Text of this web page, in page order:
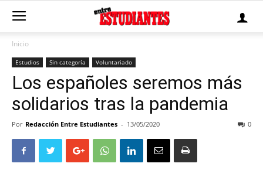
Inicio
Estudios Sin categoría Voluntariado
Los españoles seremos más
solidarios tras la pandemia
Por Redacción Entre Estudiantes - 13/05/2020 0